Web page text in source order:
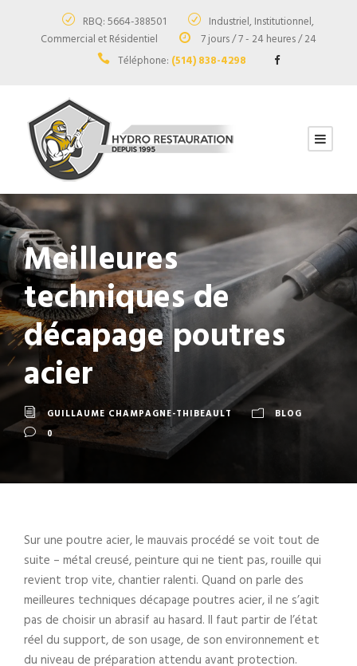
RBQ: 5664-388501
Industriel, Institutionnel,
Commercial et Résidentiel
7 jours / 7 - 24 heures / 24
Téléphone: (514) 838-4298
Meilleures
techniques de
décapage poutres
acier
GUILLAUME CHAMPAGNE-THIBEAULT
BLOG
0
Sur une poutre acier, le mauvais procédé se voit tout de
suite – métal creusé, peinture qui ne tient pas, rouille qui
revient trop vite, chantier ralenti. Quand on parle des
meilleures techniques décapage poutres acier, il ne s’agit
pas de choisir un abrasif au hasard. Il faut partir de l’état
réel du support, de son usage, de son environnement et
du niveau de préparation attendu avant protection.